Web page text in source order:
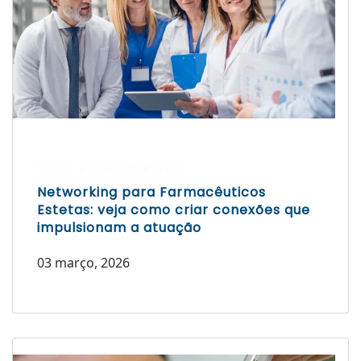
Networking para Farmacêuticos
Estetas: veja como criar conexões que
impulsionam a atuação
03 março, 2026